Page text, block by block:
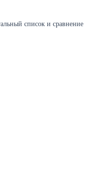
список и сравнение